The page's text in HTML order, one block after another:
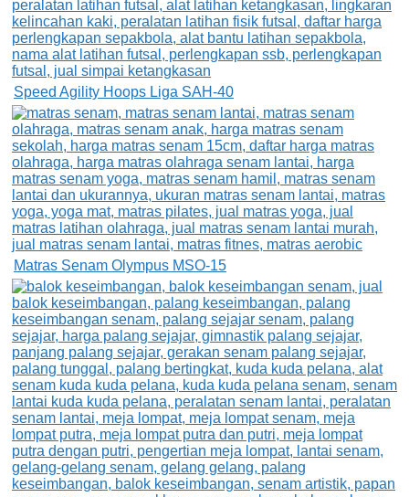
Speed Agility Hoops Liga SAH-40
Matras Senam Olympus MSO-15